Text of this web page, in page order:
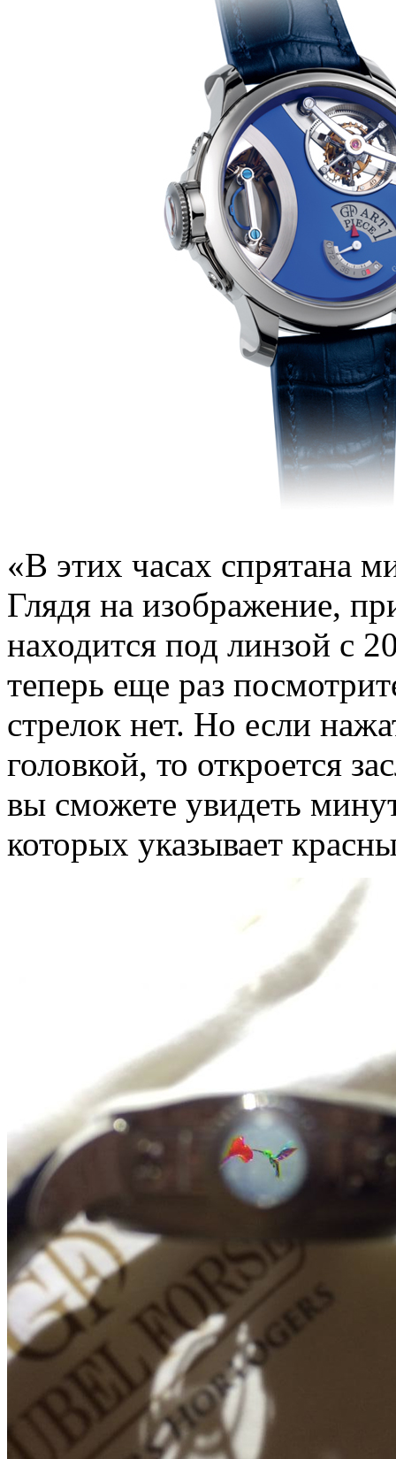
«В этих часах спрятана
Глядя на изображение,
находится под линзой с
теперь еще раз
стрелок нет. Но если
головкой, то откроется
вы сможете увидеть
которых указывает